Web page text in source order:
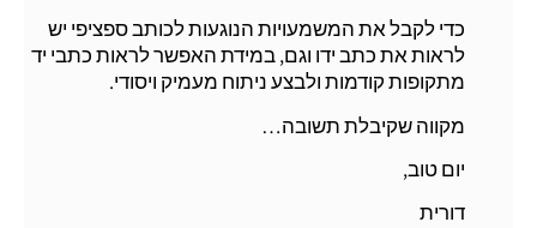
כדי לקבל את המשמעויות הנוגעות לכותב ספציפי יש
לראות את כתב ידו וגם, במידת האפשר לראות כתבי יד
מתקופות קודמות ולבצע ניתוח מעמיק ויסודי.
מקווה שקיבלת תשובה…
יום טוב,
דורית